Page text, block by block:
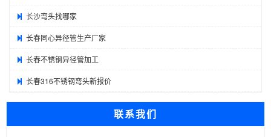
长沙弯头找哪家
长春同心异径管生产厂家
长春不锈钢异径管加工
长春316不锈钢弯头新报价
联系我们